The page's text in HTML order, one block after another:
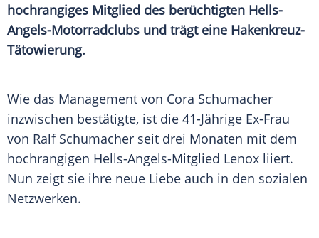
hochrangiges Mitglied des berüchtigten Hells-
Angels-Motorradclubs und trägt eine Hakenkreuz-
Tätowierung.
Wie das Management von Cora Schumacher
inzwischen bestätigte, ist die 41-Jährige Ex-Frau
von Ralf Schumacher seit drei Monaten mit dem
hochrangigen Hells-Angels-Mitglied Lenox liiert.
Nun zeigt sie ihre neue Liebe auch in den sozialen
Netzwerken.